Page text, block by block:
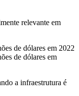
relevante em
de dólares em 2022
de dólares em
a infraestrutura é